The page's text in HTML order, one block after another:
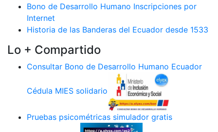
Bono de Desarrollo Humano Inscripciones por
Internet
Historia de las Banderas del Ecuador desde 1533
Lo + Compartido
Consultar Bono de Desarrollo Humano Ecuador
Cédula MIES solidario
Pruebas psicométricas simulador gratis